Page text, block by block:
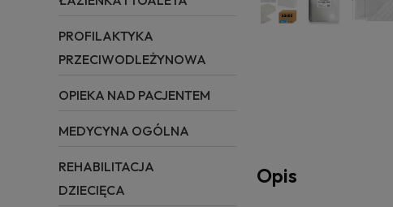
PROFILAKTYKA
PRZECIWODLEŻYNOWA
OPIEKA NAD PACJENTEM
MEDYCYNA OGÓLNA
REHABILITACJA
DZIECIĘCA
Opis